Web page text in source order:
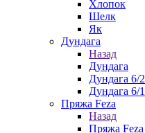
Хлопок
Шелк
Як
Дундага
Назад
Дундага
Дундага 6/2
Дундага 6/1
Пряжа Feza
Назад
Пряжа Feza